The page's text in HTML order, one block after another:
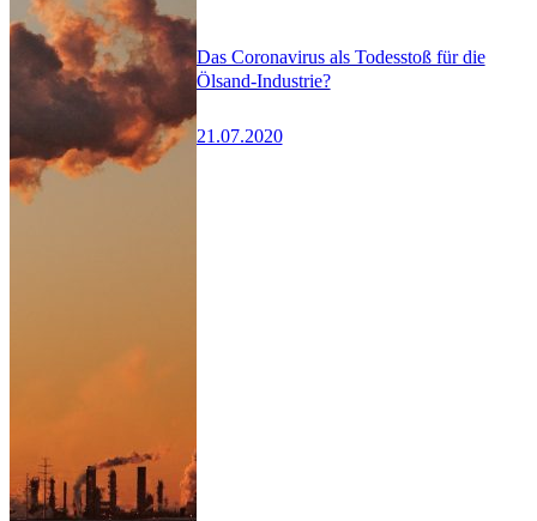
Das Coronavirus als Todesstoß für die
Ölsand-Industrie?
21.07.2020